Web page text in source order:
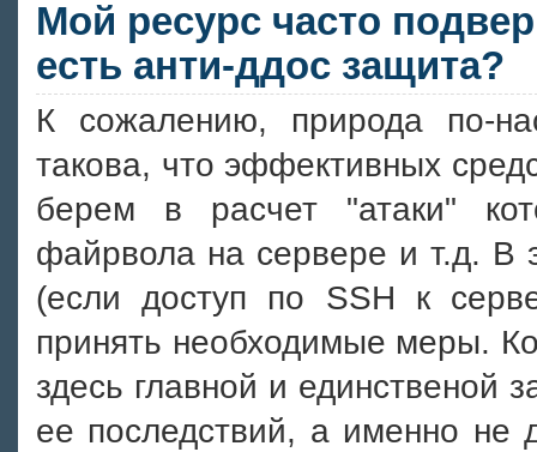
Мой ресурс часто
есть анти-ддос защита?
К сожалению, природа по-
такова, что эффективных
берем в расчет "атаки"
файрвола на сервере и т.д. В
(если доступ по SSH к
принять необходимые меры.
здесь главной и единственой
ее последствий, а именно не